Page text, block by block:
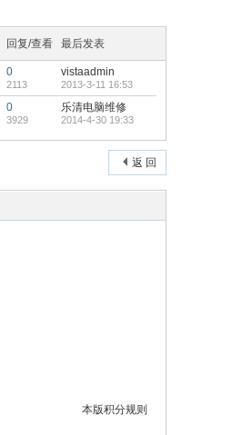
回复/查看 最后发表
0
2113
vistaadmin
2013-3-11 16:53
0
3929
乐清电脑维修
2014-4-30 19:33
返 回
本版积分规则